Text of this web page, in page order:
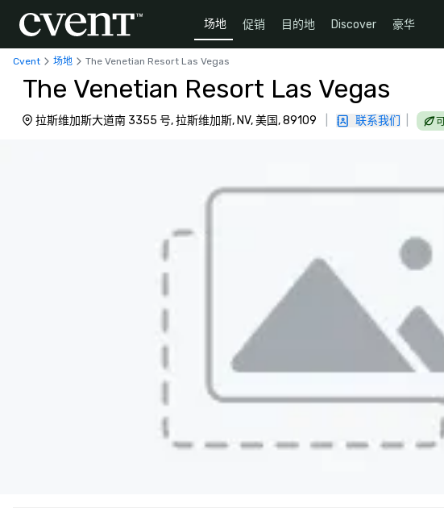
场地 促销 目的地 Discover 豪华
Cvent 场地 The Venetian Resort Las Vegas
The Venetian Resort Las Vegas
拉斯维加斯大道南 3355 号, 拉斯维加斯, NV, 美国, 89109 联系我们